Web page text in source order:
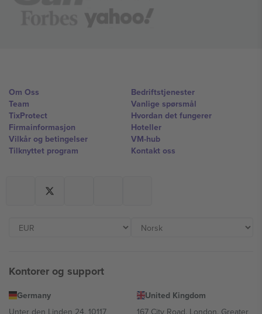
Om Oss
Team
TixProtect
Firmainformasjon
Vilkår og betingelser
Tilknyttet program
Bedriftstjenester
Vanlige spørsmål
Hvordan det fungerer
Hoteller
VM-hub
Kontakt oss
Kontorer og support
Germany
Unter den Linden 24, 10117
United Kingdom
167 City Road, London, Greater